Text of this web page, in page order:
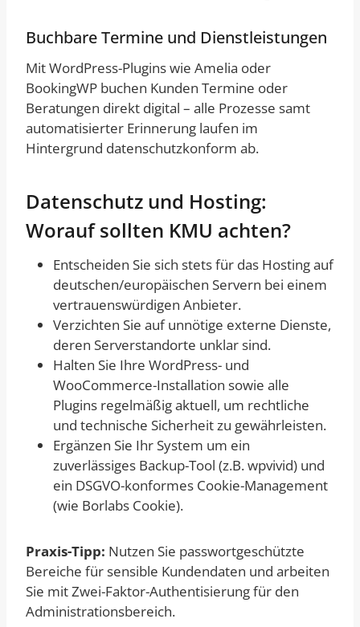
Buchbare Termine und Dienstleistungen
Mit WordPress-Plugins wie Amelia oder
BookingWP buchen Kunden Termine oder
Beratungen direkt digital – alle Prozesse samt
automatisierter Erinnerung laufen im
Hintergrund datenschutzkonform ab.
Datenschutz und Hosting:
Worauf sollten KMU achten?
Entscheiden Sie sich stets für das Hosting auf
deutschen/europäischen Servern bei einem
vertrauenswürdigen Anbieter.
Verzichten Sie auf unnötige externe Dienste,
deren Serverstandorte unklar sind.
Halten Sie Ihre WordPress- und
WooCommerce-Installation sowie alle
Plugins regelmäßig aktuell, um rechtliche
und technische Sicherheit zu gewährleisten.
Ergänzen Sie Ihr System um ein
zuverlässiges Backup-Tool (z.B. wpvivid) und
ein DSGVO-konformes Cookie-Management
(wie Borlabs Cookie).
Praxis-Tipp: Nutzen Sie passwortgeschützte
Bereiche für sensible Kundendaten und arbeiten
Sie mit Zwei-Faktor-Authentisierung für den
Administrationsbereich.